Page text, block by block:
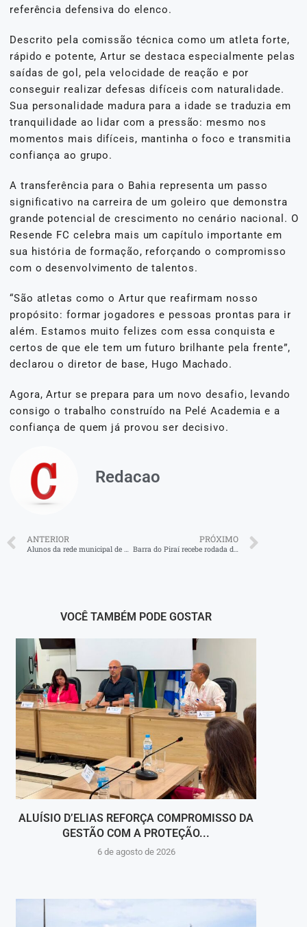
referência defensiva do elenco.
Descrito pela comissão técnica como um atleta forte,
rápido e potente, Artur se destaca especialmente pelas
saídas de gol, pela velocidade de reação e por
conseguir realizar defesas difíceis com naturalidade.
Sua personalidade madura para a idade se traduzia em
tranquilidade ao lidar com a pressão: mesmo nos
momentos mais difíceis, mantinha o foco e transmitia
confiança ao grupo.
A transferência para o Bahia representa um passo
significativo na carreira de um goleiro que demonstra
grande potencial de crescimento no cenário nacional. O
Resende FC celebra mais um capítulo importante em
sua história de formação, reforçando o compromisso
com o desenvolvimento de talentos.
“São atletas como o Artur que reafirmam nosso
propósito: formar jogadores e pessoas prontas para ir
além. Estamos muito felizes com essa conquista e
certos de que ele tem um futuro brilhante pela frente”,
declarou o diretor de base, Hugo Machado.
Agora, Artur se prepara para um novo desafio, levando
consigo o trabalho construído na Pelé Academia e a
confiança de quem já provou ser decisivo.
Redacao
ANTERIOR
Alunos da rede municipal de Volta Redonda conquistam 1º e 3º lugares no Fira Roboworld Cup e garantem vaga na etapa mundial
PRÓXIMO
Barra do Piraí recebe rodada decisiva da Liga Nacional de Futevôlei 2025
VOCÊ TAMBÉM PODE GOSTAR
ALUÍSIO D’ELIAS REFORÇA COMPROMISSO DA
GESTÃO COM A PROTEÇÃO...
6 de agosto de 2026